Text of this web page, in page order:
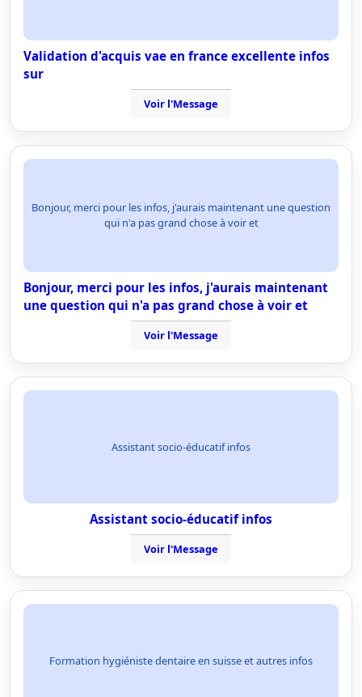
Validation d'acquis vae en france excellente infos
sur
Voir l'Message
Bonjour, merci pour les infos, j'aurais maintenant une question
qui n'a pas grand chose à voir et
Bonjour, merci pour les infos, j'aurais maintenant
une question qui n'a pas grand chose à voir et
Voir l'Message
Assistant socio-éducatif infos
Assistant socio-éducatif infos
Voir l'Message
Formation hygiéniste dentaire en suisse et autres infos